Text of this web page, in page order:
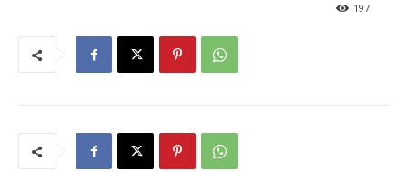
197